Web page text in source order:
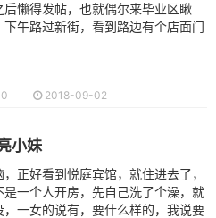
懒得发帖，也就偶尔来毕业区瞅
午路过新街，看到路边有个店面门
0 2018-09-02
小妹
正好看到悦庭宾馆，就住进去了，
一个人开房，先自己洗了个澡，就
一女的说有，要什么样的，我说要